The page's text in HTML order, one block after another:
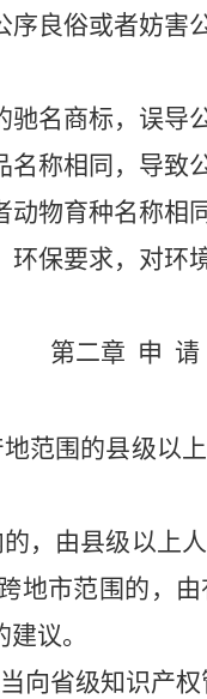
序良俗或者妨害
驰名商标，误导
名称相同，导致
动物育种名称相
保要求，对环
第二章 申 请
范围的县级以
，由县级以上
地市范围的，
议。
向省级知识产权